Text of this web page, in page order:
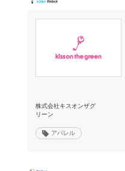
株式会社キスオンザグ
リーン
アパレル